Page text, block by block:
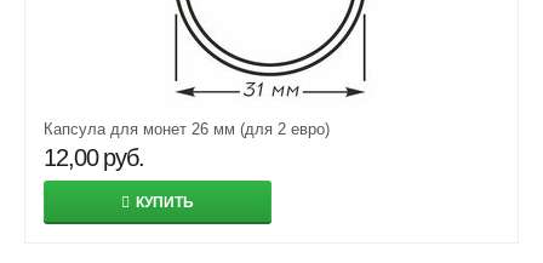
Капсула для монет 26 мм (для 2 евро)
12,00 руб.
КУПИТЬ